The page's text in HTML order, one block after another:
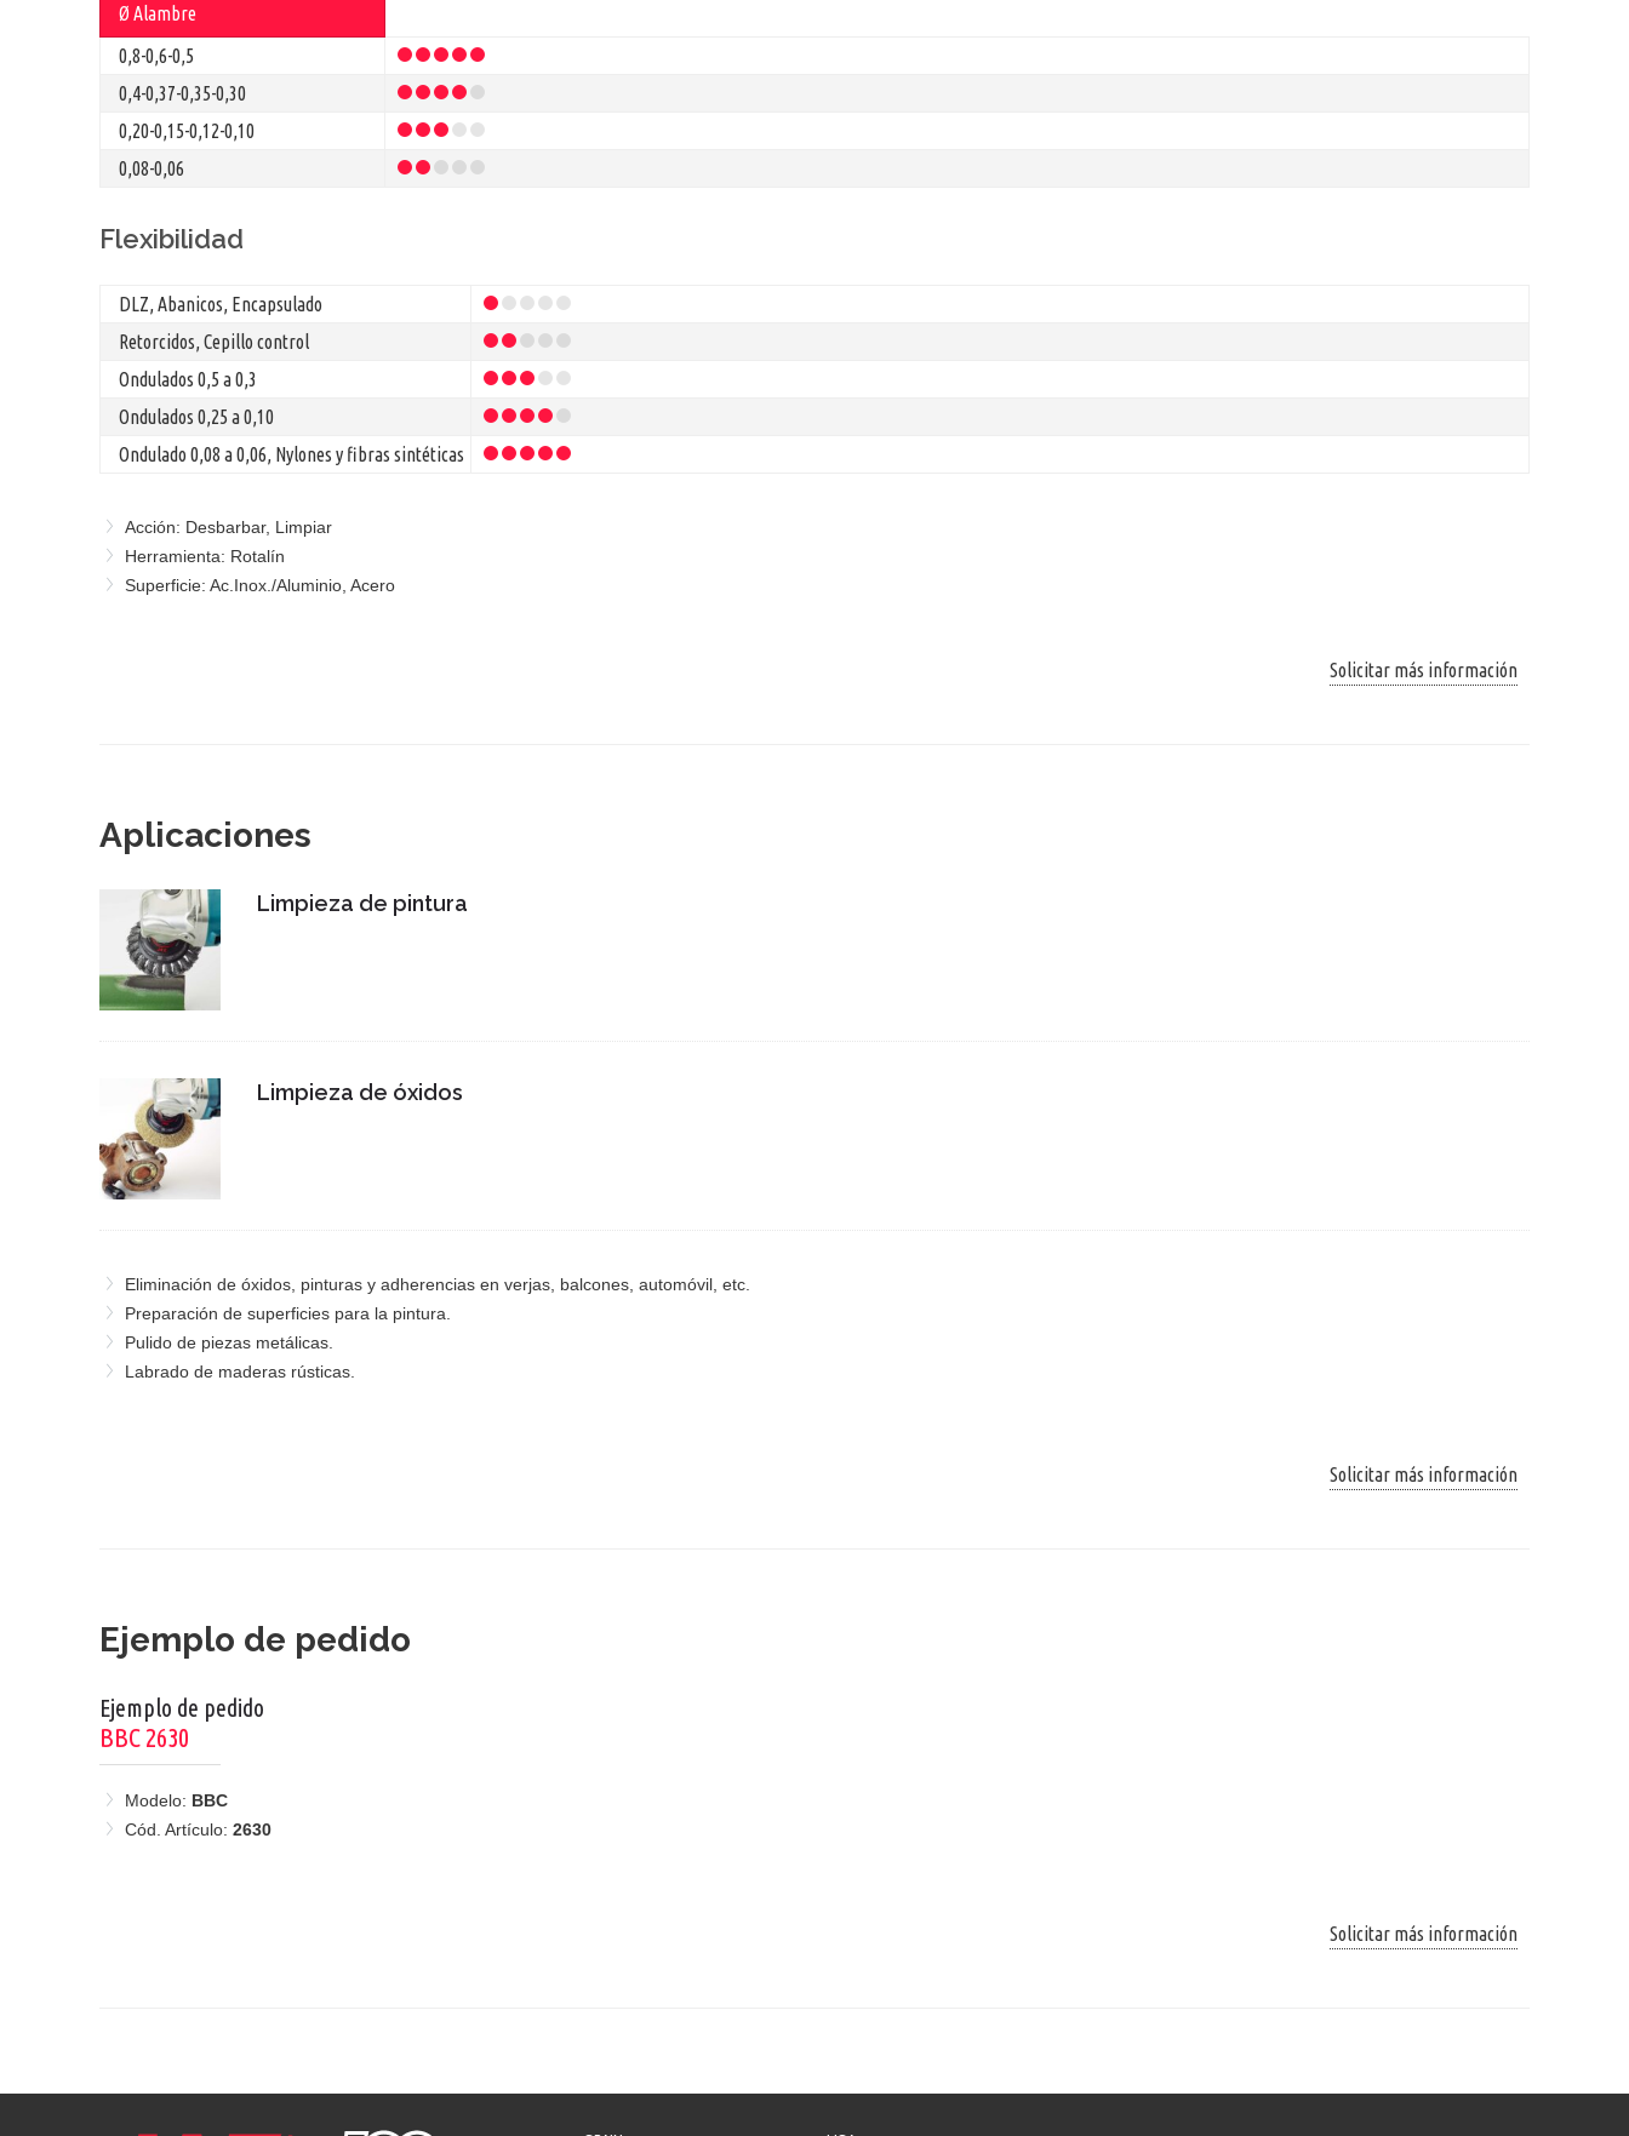
Ø Alambre
0,8-0,6-0,5
0,4-0,37-0,35-0,30
0,20-0,15-0,12-0,10
0,08-0,06
Flexibilidad
DLZ, Abanicos, Encapsulado
Retorcidos, Cepillo control
Ondulados 0,5 a 0,3
Ondulados 0,25 a 0,10
Ondulado 0,08 a 0,06, Nylones y fibras sintéticas
Acción: Desbarbar, Limpiar
Herramienta: Rotalín
Superficie: Ac.Inox./Aluminio, Acero
Solicitar más información
Aplicaciones
Limpieza de pintura
Limpieza de óxidos
Eliminación de óxidos, pinturas y adherencias en verjas, balcones, automóvil, etc.
Preparación de superficies para la pintura.
Pulido de piezas metálicas.
Labrado de maderas rústicas.
Solicitar más información
Ejemplo de pedido
Ejemplo de pedido
BBC 2630
Modelo: BBC
Cód. Artículo: 2630
Solicitar más información